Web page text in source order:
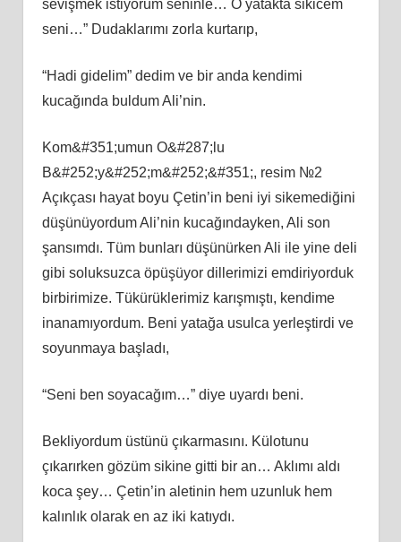
sevişmek istiyorum seninle… O yatakta sikicem
seni…” Dudaklarımı zorla kurtarıp,
“Hadi gidelim” dedim ve bir anda kendimi
kucağında buldum Ali’nin.
Kom&#351;umun O&#287;lu
B&#252;y&#252;m&#252;&#351;, resim №2
Açıkçası hayat boyu Çetin’in beni iyi sikemediğini
düşünüyordum Ali’nin kucağındayken, Ali son
şansımdı. Tüm bunları düşünürken Ali ile yine deli
gibi soluksuzca öpüşüyor dillerimizi emdiriyorduk
birbirimize. Tükürüklerimiz karışmıştı, kendime
inanamıyordum. Beni yatağa usulca yerleştirdi ve
soyunmaya başladı,
“Seni ben soyacağım…” diye uyardı beni.
Bekliyordum üstünü çıkarmasını. Külotunu
çıkarırken gözüm sikine gitti bir an… Aklımı aldı
koca şey… Çetin’in aletinin hem uzunluk hem
kalınlık olarak en az iki katıydı.